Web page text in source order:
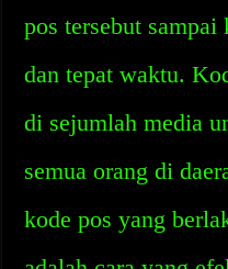
pos tersebut sampai
dan tepat waktu.
di sejumlah media
semua orang di
kode pos yang